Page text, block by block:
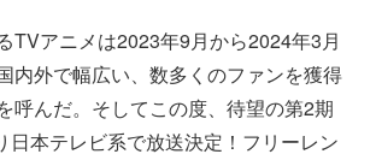
TVアニメは2023年9月から2024年3月
内外で幅広い、数多くのファンを獲得
呼んだ。そしてこの度、待望の第2期
日本テレビ系で放送決定！フリーレン